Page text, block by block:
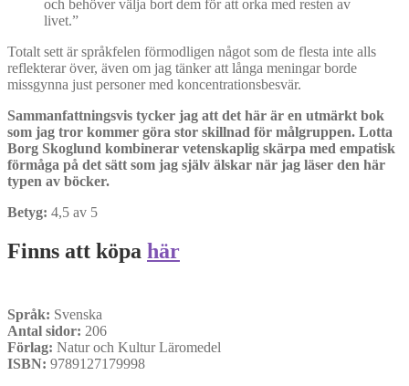
och behöver välja bort dem för att orka med resten av
livet.”
Totalt sett är språkfelen förmodligen något som de flesta inte alls
reflekterar över, även om jag tänker att långa meningar borde
missgynna just personer med koncentrationsbesvär.
Sammanfattningsvis tycker jag att det här är en utmärkt bok
som jag tror kommer göra stor skillnad för målgruppen. Lotta
Borg Skoglund kombinerar vetenskaplig skärpa med empatisk
förmåga på det sätt som jag själv älskar när jag läser den här
typen av böcker.
Betyg: 4,5 av 5
Finns att köpa här
Språk: Svenska
Antal sidor: 206
Förlag: Natur och Kultur Läromedel
ISBN: 9789127179998